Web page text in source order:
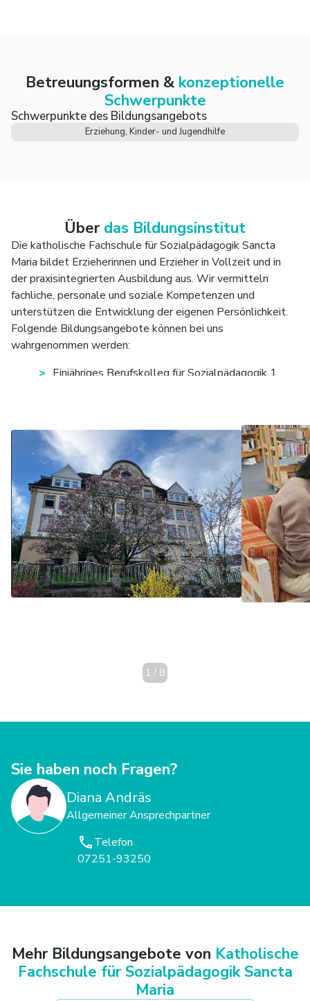
Betreuungsformen & konzeptionelle
Schwerpunkte
Schwerpunkte des Bildungsangebots
Erziehung, Kinder- und Jugendhilfe
Über das Bildungsinstitut
Die katholische Fachschule für Sozialpädagogik Sancta
Maria bildet Erzieherinnen und Erzieher in Vollzeit und in
der praxisintegrierten Ausbildung aus. Wir vermitteln
fachliche, personale und soziale Kompetenzen und
unterstützen die Entwicklung der eigenen Persönlichkeit.
Folgende Bildungsangebote können bei uns
wahrgenommen werden:
Einjähriges Berufskolleg für Sozialpädagogik 1
Praxisintegrierte Ausbildung 3 BKSPiT
Fachschule für Organisation und Führung
Weiterbildung Praxisanleitung
1 / 8
Sie haben noch Fragen?
Diana Andräs
Allgemeiner Ansprechpartner
Telefon
07251-93250
Mehr Bildungsangebote von Katholische
Fachschule für Sozialpädagogik Sancta
Maria